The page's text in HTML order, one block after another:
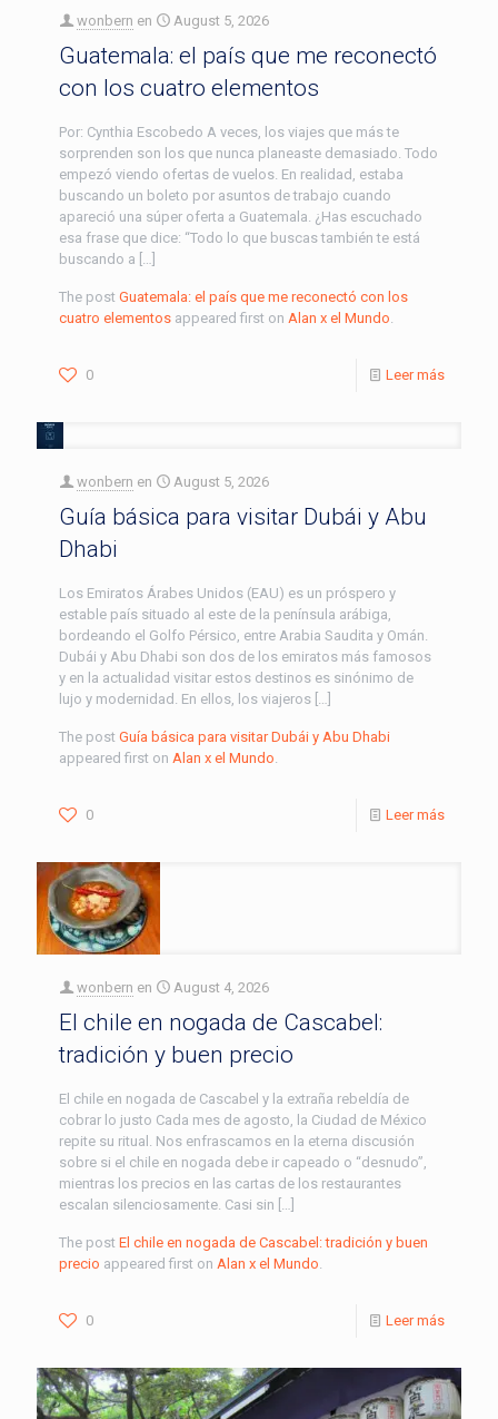
wonbern en August 5, 2026
Guatemala: el país que me reconectó
con los cuatro elementos
Por: Cynthia Escobedo A veces, los viajes que más te
sorprenden son los que nunca planeaste demasiado. Todo
empezó viendo ofertas de vuelos. En realidad, estaba
buscando un boleto por asuntos de trabajo cuando
apareció una súper oferta a Guatemala. ¿Has escuchado
esa frase que dice: “Todo lo que buscas también te está
buscando a […]
The post Guatemala: el país que me reconectó con los
cuatro elementos appeared first on Alan x el Mundo.
0 Leer más
wonbern en August 5, 2026
Guía básica para visitar Dubái y Abu
Dhabi
Los Emiratos Árabes Unidos (EAU) es un próspero y
estable país situado al este de la península arábiga,
bordeando el Golfo Pérsico, entre Arabia Saudita y Omán.
Dubái y Abu Dhabi son dos de los emiratos más famosos
y en la actualidad visitar estos destinos es sinónimo de
lujo y modernidad. En ellos, los viajeros […]
The post Guía básica para visitar Dubái y Abu Dhabi
appeared first on Alan x el Mundo.
0 Leer más
wonbern en August 4, 2026
El chile en nogada de Cascabel:
tradición y buen precio
El chile en nogada de Cascabel y la extraña rebeldía de
cobrar lo justo Cada mes de agosto, la Ciudad de México
repite su ritual. Nos enfrascamos en la eterna discusión
sobre si el chile en nogada debe ir capeado o “desnudo”,
mientras los precios en las cartas de los restaurantes
escalan silenciosamente. Casi sin […]
The post El chile en nogada de Cascabel: tradición y buen
precio appeared first on Alan x el Mundo.
0 Leer más